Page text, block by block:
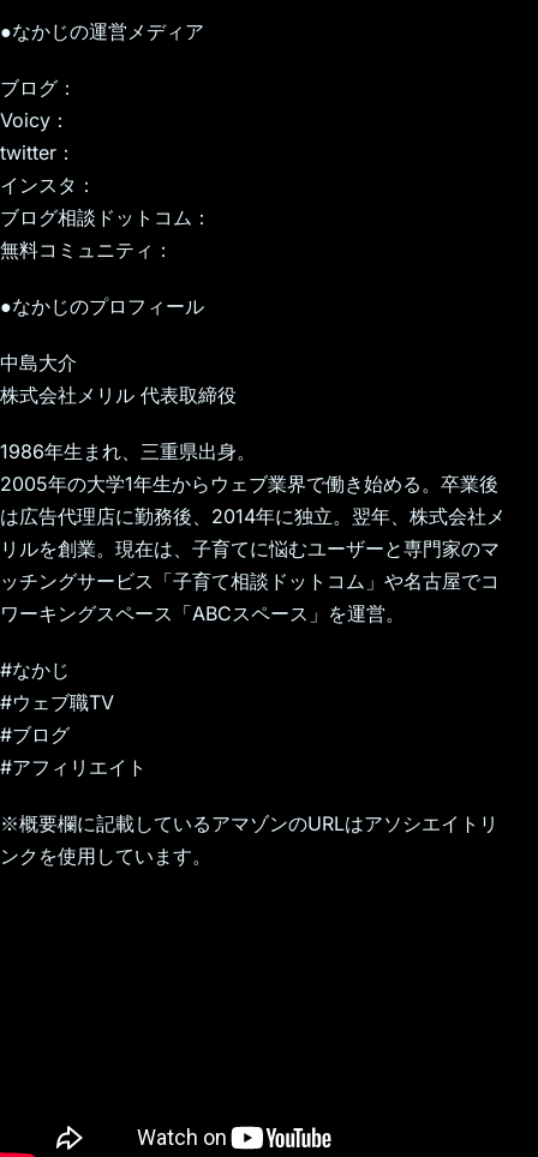
●なかじの運営メディア
ブログ：
Voicy：
twitter：
インスタ：
ブログ相談ドットコム：
無料コミュニティ：
●なかじのプロフィール
中島大介
株式会社メリル 代表取締役
1986年生まれ、三重県出身。
2005年の大学1年生からウェブ業界で働き始める。卒業後
は広告代理店に勤務後、2014年に独立。翌年、株式会社メ
リルを創業。現在は、子育てに悩むユーザーと専門家のマ
ッチングサービス「子育て相談ドットコム」や名古屋でコ
ワーキングスペース「ABCスペース」を運営。
#なかじ
#ウェブ職TV
#ブログ
#アフィリエイト
※概要欄に記載しているアマゾンのURLはアソシエイトリ
ンクを使用しています。